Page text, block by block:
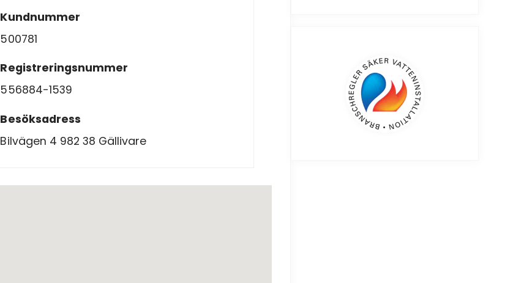
Kundnummer
500781
Registreringsnummer
556884-1539
Besöksadress
Bilvägen 4 982 38 Gällivare